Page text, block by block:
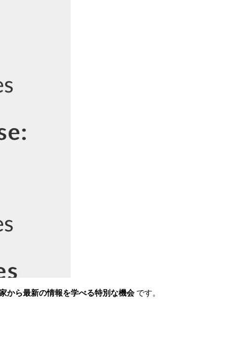
から最新の情報を学べる特別な機会です。